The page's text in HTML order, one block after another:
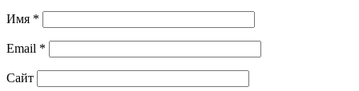
Имя *
Email *
Сайт